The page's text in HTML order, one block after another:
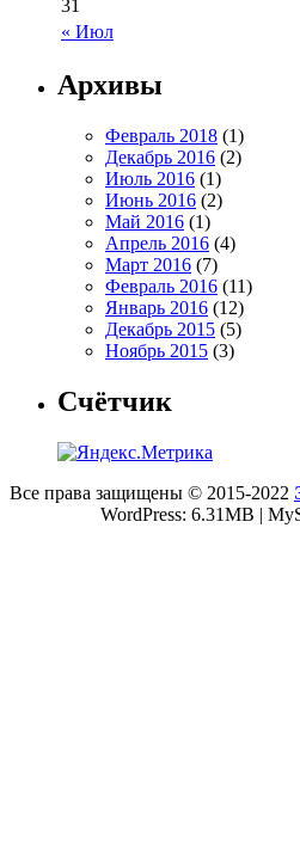
« Июл
31
Архивы
Февраль 2018 (1)
Декабрь 2016 (2)
Июль 2016 (1)
Июнь 2016 (2)
Май 2016 (1)
Апрель 2016 (4)
Март 2016 (7)
Февраль 2016 (11)
Январь 2016 (12)
Декабрь 2015 (5)
Ноябрь 2015 (3)
Счётчик
Все права защищены © 2015-2022
WordPress: 6.31MB |